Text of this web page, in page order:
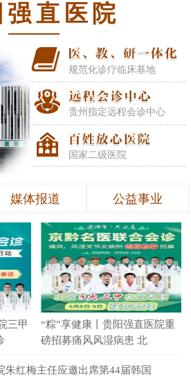
强直医院
规范化诊疗临床基地
贵州指定远程会诊中心
国家二级医院
媒体报道 公益事业
三甲
“粽”享健康丨贵阳强直医院重
磅招募痛风风湿病患 北
朱红梅主任应邀出席第44届韩国